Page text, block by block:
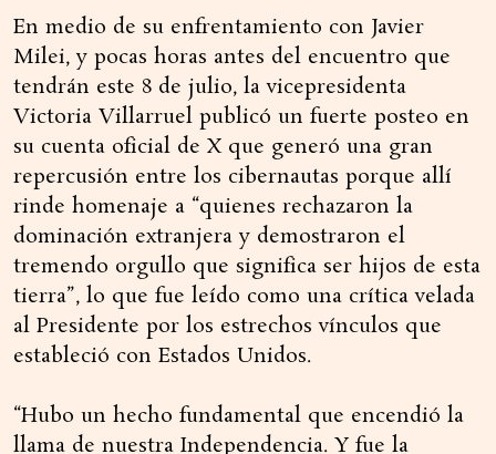
En medio de su enfrentamiento con Javier
Milei, y pocas horas antes del encuentro que
tendrán este 8 de julio, la vicepresidenta
Victoria Villarruel publicó un fuerte posteo en
su cuenta oficial de X que generó una gran
repercusión entre los cibernautas porque allí
rinde homenaje a “quienes rechazaron la
dominación extranjera y demostraron el
tremendo orgullo que significa ser hijos de esta
tierra”, lo que fue leído como una crítica velada
al Presidente por los estrechos vínculos que
estableció con Estados Unidos.
“Hubo un hecho fundamental que encendió la
llama de nuestra Independencia. Y fue la